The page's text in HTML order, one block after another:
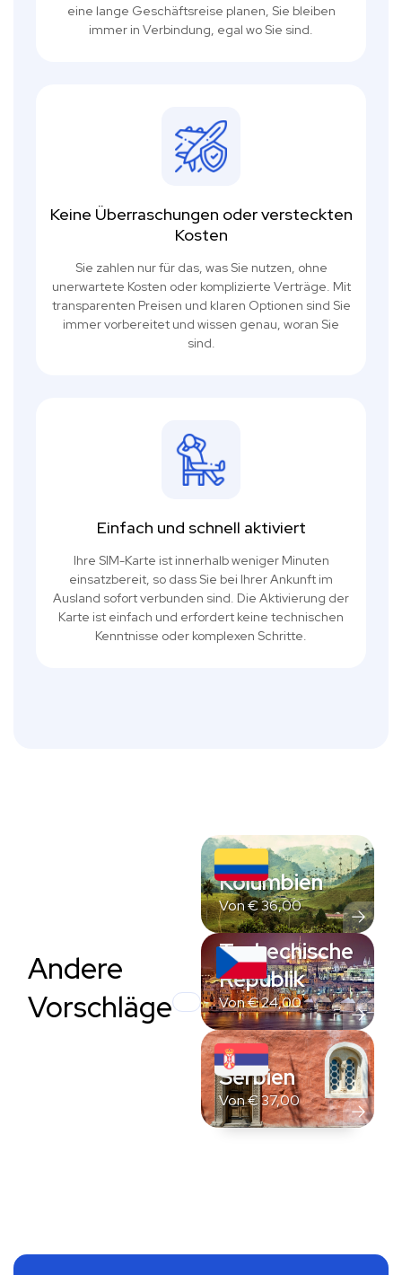
eine lange Geschäftsreise planen, Sie bleiben
immer in Verbindung, egal wo Sie sind.
Keine Überraschungen oder versteckten
Kosten
Sie zahlen nur für das, was Sie nutzen, ohne
unerwartete Kosten oder komplizierte Verträge. Mit
transparenten Preisen und klaren Optionen sind Sie
immer vorbereitet und wissen genau, woran Sie
sind.
Einfach und schnell aktiviert
Ihre SIM-Karte ist innerhalb weniger Minuten
einsatzbereit, so dass Sie bei Ihrer Ankunft im
Ausland sofort verbunden sind. Die Aktivierung der
Karte ist einfach und erfordert keine technischen
Kenntnisse oder komplexen Schritte.
Andere
Vorschläge
Kolumbien
Von€36,00
Tschechische
Republik
Von€24,00
Serbien
Von€37,00